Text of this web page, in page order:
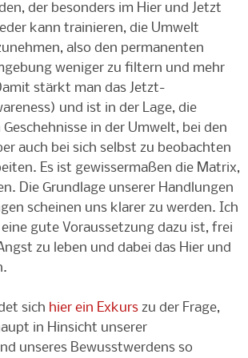
der besonders im Hier und Jetzt
kann trainieren, die Umwelt
also den permanenten
weniger zu filtern und mehr
stärkt man das Jetzt-
und ist in der Lage, die
in der Umwelt, bei den
auch bei sich selbst zu beobachten
Es ist gewissermaßen die Matrix,
Die Grundlage unserer Handlungen
scheinen uns klarer zu werden. Ich
gute Voraussetzung dazu ist, frei
zu leben und dabei das Hier und
sich hier ein Exkurs zu der Frage,
in Hinsicht unserer
unseres Bewusstwerdens so